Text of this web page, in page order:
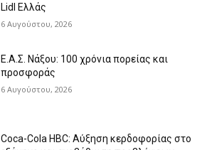
Lidl Ελλάς
6 Αυγούστου, 2026
Ε.Α.Σ. Νάξου: 100 χρόνια πορείας και
προσφοράς
6 Αυγούστου, 2026
Coca-Cola HBC: Αύξηση κερδοφορίας στο